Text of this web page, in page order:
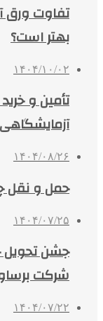
تفاوت ورق
بهتر است؟
۱۴۰۴/۱۰/۰۲
تأمین و
۱۴۰۴/۰۸/۲۶
حمل و نقل
۱۴۰۴/۰۷/۲۵
جشن تحویل
شرکت
۱۴۰۴/۰۷/۲۲